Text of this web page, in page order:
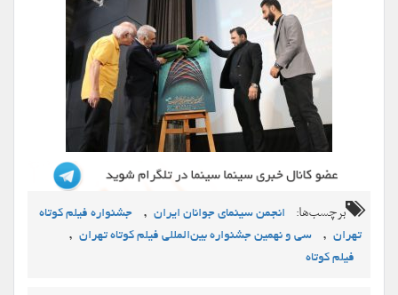
برچسب‌ها: انجمن سینمای جوانان ایران ,
جشنواره فیلم کوتاه
تهران , سی و نهمین جشنواره بین‌المللی فیلم کوتاه تهران ,
فیلم کوتاه